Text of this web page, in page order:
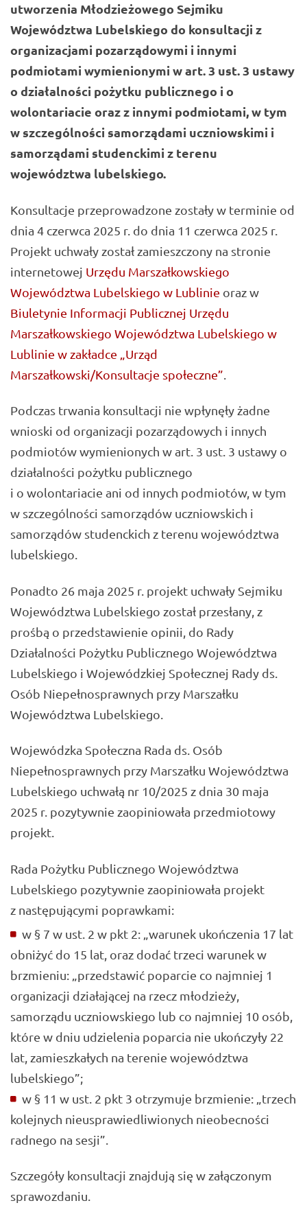
utworzenia Młodzieżowego Sejmiku
Województwa Lubelskiego do konsultacji z
organizacjami pozarządowymi i innymi
podmiotami wymienionymi w art. 3 ust. 3 ustawy
o działalności pożytku publicznego i o
wolontariacie oraz z innymi podmiotami, w tym
w szczególności samorządami uczniowskimi i
samorządami studenckimi z terenu
województwa lubelskiego.
Konsultacje przeprowadzone zostały w terminie od
dnia 4 czerwca 2025 r. do dnia 11 czerwca 2025 r.
Projekt uchwały został zamieszczony na stronie
internetowej Urzędu Marszałkowskiego
Województwa Lubelskiego w Lublinie oraz w
Biuletynie Informacji Publicznej Urzędu
Marszałkowskiego Województwa Lubelskiego w
Lublinie w zakładce „Urząd
Marszałkowski/Konsultacje społeczne”
Podczas trwania konsultacji nie wpłynęły żadne
wnioski od organizacji pozarządowych i innych
podmiotów wymienionych w art. 3 ust. 3 ustawy o
działalności pożytku publicznego
i o wolontariacie ani od innych podmiotów, w tym
w szczególności samorządów uczniowskich i
samorządów studenckich z terenu województwa
lubelskiego.
Ponadto 26 maja 2025 r. projekt uchwały Sejmiku
Województwa Lubelskiego został przesłany, z
prośbą o przedstawienie opinii, do Rady
Działalności Pożytku Publicznego Województwa
Lubelskiego i Wojewódzkiej Społecznej Rady ds.
Osób Niepełnosprawnych przy Marszałku
Województwa Lubelskiego.
Wojewódzka Społeczna Rada ds. Osób
Niepełnosprawnych przy Marszałku Województwa
Lubelskiego uchwałą nr 10/2025 z dnia 30 maja
2025 r. pozytywnie zaopiniowała przedmiotowy
projekt.
Rada Pożytku Publicznego Województwa
Lubelskiego pozytywnie zaopiniowała projekt
z następującymi poprawkami:
w § 7 w ust. 2 w pkt 2: „warunek ukończenia 17 lat
obniżyć do 15 lat, oraz dodać trzeci warunek w
brzmieniu: „przedstawić poparcie co najmniej 1
organizacji działającej na rzecz młodzieży,
samorządu uczniowskiego lub co najmniej 10 osób,
które w dniu udzielenia poparcia nie ukończyły 22
lat, zamieszkałych na terenie województwa
lubelskiego”;
w § 11 w ust. 2 pkt 3 otrzymuje brzmienie: „trzech
kolejnych nieusprawiedliwionych nieobecności
radnego na sesji”.
Szczegóły konsultacji znajdują się w załączonym
sprawozdaniu.